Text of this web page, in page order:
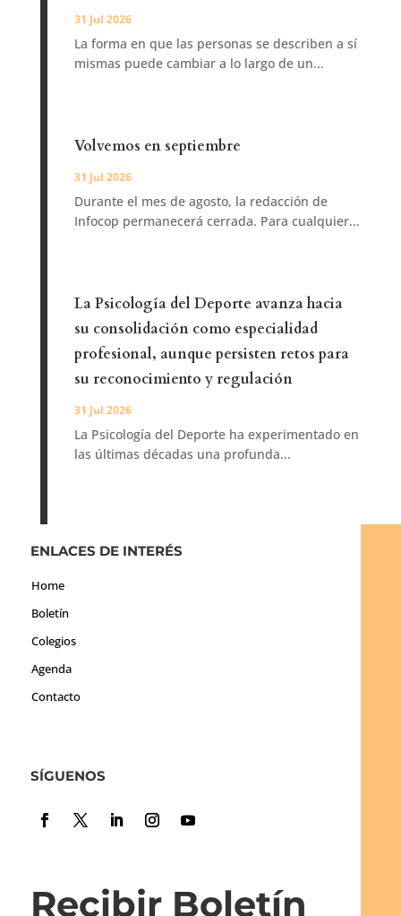
31 Jul 2026
La forma en que las personas se describen a sí
mismas puede cambiar a lo largo de un...
Volvemos en septiembre
31 Jul 2026
Durante el mes de agosto, la redacción de
Infocop permanecerá cerrada. Para cualquier...
La Psicología del Deporte avanza hacia
su consolidación como especialidad
profesional, aunque persisten retos para
su reconocimiento y regulación
31 Jul 2026
La Psicología del Deporte ha experimentado en
las últimas décadas una profunda...
ENLACES DE INTERÉS
Home
Boletín
Colegios
Agenda
Contacto
SÍGUENOS
Recibir Boletín